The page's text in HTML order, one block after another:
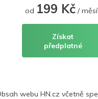
od 199 Kč/
Získat
předplatné
webu HN.cz včetně